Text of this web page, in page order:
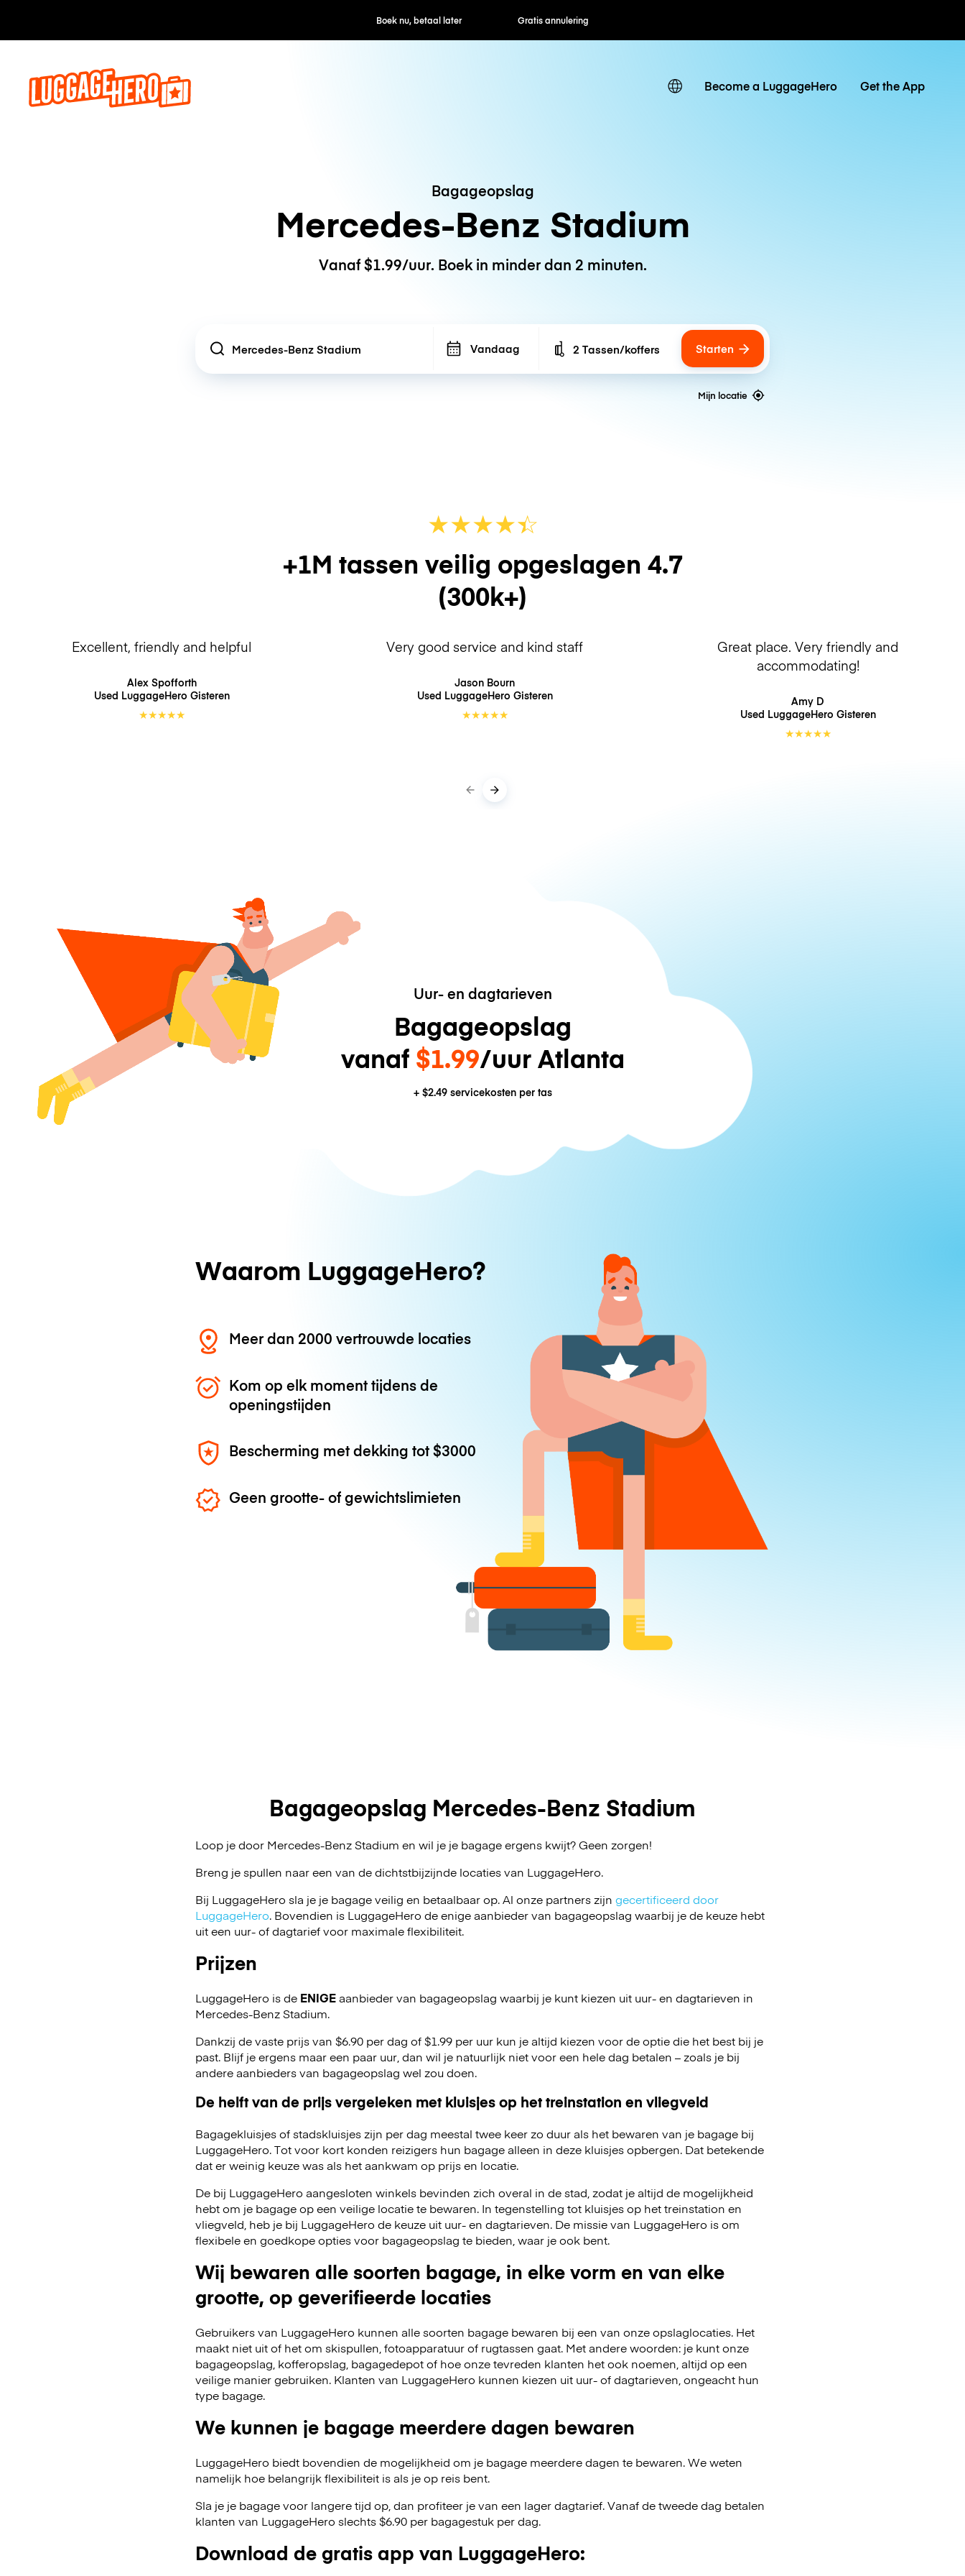
Boek nu, betaal later Gratis annulering Uur- / dagtarieven
Become a LuggageHero Get the App
Bagageopslag
Mercedes-Benz Stadium
Vanaf $1.99/uur. Boek in minder dan 2 minuten.
Location Vandaag Number of bags
2 Tassen/koffers Starten
Mijn locatie
★★★★☆
★
+1M tassen veilig opgeslagen 4.7
(300k+)
Excellent, friendly and helpful
Alex Spofforth
Used LuggageHero Gisteren
★★★★★
Very good service and kind staff
Jason Bourn
Used LuggageHero Gisteren
★★★★★
Great place. Very friendly and
accommodating!
Amy D
Used LuggageHero Gisteren
★★★★★
Uur- en dagtarieven
Bagageopslag
vanaf $1.99/uur Atlanta
+ $2.49servicekosten per tas
Waarom LuggageHero?
Meer dan 2000 vertrouwde locaties
Kom op elk moment tijdens de
openingstijden
Bescherming met dekking tot$3000
Geen grootte- of gewichtslimieten
Bagageopslag Mercedes-Benz Stadium
Loop je door Mercedes-Benz Stadium en wil je je bagage ergens kwijt? Geen zorgen!
Breng je spullen naar een van de dichtstbijzijnde locaties van LuggageHero.
Bij LuggageHero sla je je bagage veilig en betaalbaar op. Al onze partners zijn gecertificeerd door
LuggageHero. Bovendien is LuggageHero de enige aanbieder van bagageopslag waarbij je de keuze hebt
uit een uur- of dagtarief voor maximale flexibiliteit.
Prijzen
LuggageHero is de ENIGEaanbieder van bagageopslag waarbij je kunt kiezen uit uur- en dagtarieven in
Mercedes-Benz Stadium.
Dankzij de vaste prijs van $6.90 per dag of $1.99 per uur kun je altijd kiezen voor de optie die het best bij je
past. Blijf je ergens maar een paar uur, dan wil je natuurlijk niet voor een hele dag betalen – zoals je bij
andere aanbieders van bagageopslag wel zou doen.
De helft van de prijs vergeleken met kluisjes op het treinstation en vliegveld
Bagagekluisjes of stadskluisjes zijn per dag meestal twee keer zo duur als het bewaren van je bagage bij
LuggageHero. Tot voor kort konden reizigers hun bagage alleen in deze kluisjes opbergen. Dat betekende
dat er weinig keuze was als het aankwam op prijs en locatie.
De bij LuggageHero aangesloten winkels bevinden zich overal in de stad, zodat je altijd de mogelijkheid
hebt om je bagage op een veilige locatie te bewaren. In tegenstelling tot kluisjes op het treinstation en
vliegveld, heb je bij LuggageHero de keuze uit uur- en dagtarieven. De missie van LuggageHero is om
flexibele en goedkope opties voor bagageopslag te bieden, waar je ook bent.
Wij bewaren alle soorten bagage, in elke vorm en van elke
grootte, op geverifieerde locaties
Gebruikers van LuggageHero kunnen alle soorten bagage bewaren bij een van onze opslaglocaties. Het
maakt niet uit of het om skispullen, fotoapparatuur of rugtassen gaat. Met andere woorden: je kunt onze
bagageopslag, kofferopslag, bagagedepot of hoe onze tevreden klanten het ook noemen, altijd op een
veilige manier gebruiken. Klanten van LuggageHero kunnen kiezen uit uur- of dagtarieven, ongeacht hun
type bagage.
We kunnen je bagage meerdere dagen bewaren
LuggageHero biedt bovendien de mogelijkheid om je bagage meerdere dagen te bewaren. We weten
namelijk hoe belangrijk flexibiliteit is als je op reis bent.
Sla je je bagage voor langere tijd op, dan profiteer je van een lager dagtarief. Vanaf de tweede dag betalen
klanten van LuggageHero slechts $6.90 per bagagestuk per dag.
Download de gratis app van LuggageHero: